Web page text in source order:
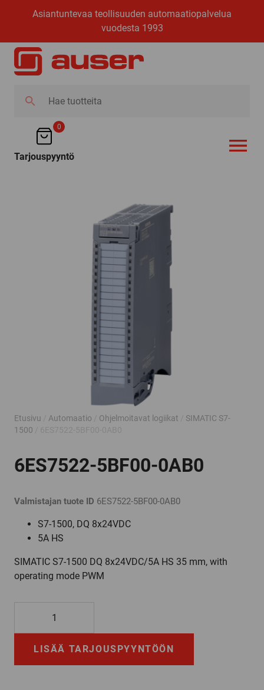
Asiantuntevaa teollisuuden automaatiopalvelua
vuodesta 1993
tuotteita
0
Tarjouspyyntö
Etusivu Automaatio Ohjelmoitavat logiikat
SIMATIC S7-
1500
6ES7522-5BF00-0AB0
Valmistajan tuote ID 6ES7522-5BF00-0AB0
S7-1500, DQ 8x24VDC
5A HS
SIMATIC S7-1500 DQ 8x24VDC/5A HS 35 mm, with
operating mode PWM
0AB0
määräLISÄÄ TARJOUSPYYNTÖÖN